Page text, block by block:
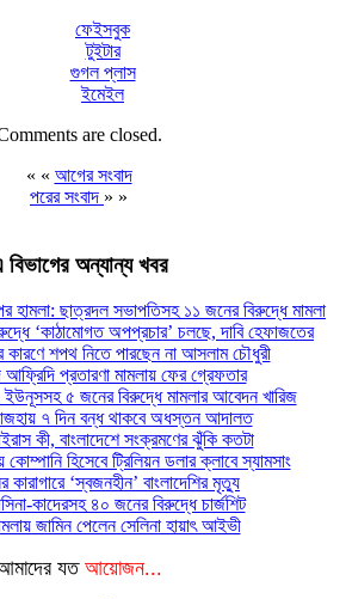
ফেইসবুক
টুইটার
গুগল প্লাস
ইমেইল
are closed.
« « আগের সংবাদ
পরের সংবাদ » »
বিভাগের অন্যান্য খবর
হামলা: ছাত্রদল সভাপতিসহ ১১ জনের বিরুদ্ধে মামলা
‘কাঠামোগত অপপ্রচার’ চলছে, দাবি হেফাজতের
কারণে শপথ নিতে পারছেন না আসলাম চৌধুরী
প্রতারণা মামলায় ফের গ্রেফতার
ইউনূসসহ ৫ জনের বিরুদ্ধে মামলার আবেদন খারিজ
৭ দিন বন্ধ থাকবে অধস্তন আদালত
কী, বাংলাদেশে সংক্রমণের ঝুঁকি কতটা
কোম্পানি হিসেবে ট্রিলিয়ন ডলার ক্লাবে স্যামসাং
কারাগারে ‘স্বজনহীন’ বাংলাদেশির মৃত্যু
কাদেরসহ ৪০ জনের বিরুদ্ধে চার্জশিট
জামিন পেলেন সেলিনা হায়াৎ আইভী
যত আয়োজন...